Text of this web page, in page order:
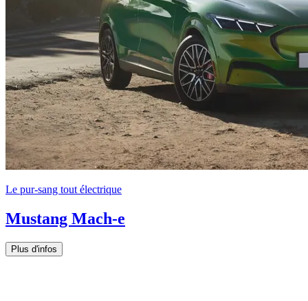
Le pur-sang tout électrique
Mustang Mach-e
Plus d'infos